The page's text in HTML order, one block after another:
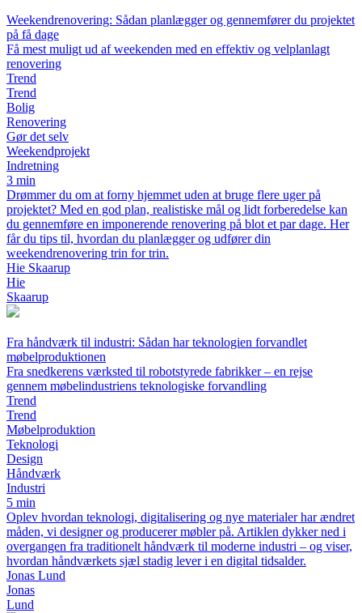
Weekendrenovering: Sådan planlægger og gennemfører du projektet
på få dage
Få mest muligt ud af weekenden med en effektiv og velplanlagt
renovering
Trend
Trend
Bolig
Renovering
Gør det selv
Weekendprojekt
Indretning
3 min
Drømmer du om at forny hjemmet uden at bruge flere uger på
projektet? Med en god plan, realistiske mål og lidt forberedelse kan
du gennemføre en imponerende renovering på blot et par dage. Her
får du tips til, hvordan du planlægger og udfører din
weekendrenovering trin for trin.
Hie Skaarup
Hie
Skaarup
Fra håndværk til industri: Sådan har teknologien forvandlet
møbelproduktionen
Fra snedkerens værksted til robotstyrede fabrikker – en rejse
gennem møbelindustriens teknologiske forvandling
Trend
Trend
Møbelproduktion
Teknologi
Design
Håndværk
Industri
5 min
Oplev hvordan teknologi, digitalisering og nye materialer har ændret
måden, vi designer og producerer møbler på. Artiklen dykker ned i
overgangen fra traditionelt håndværk til moderne industri – og viser,
hvordan håndværkets sjæl stadig lever i en digital tidsalder.
Jonas Lund
Jonas
Lund